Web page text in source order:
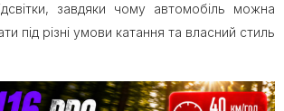
завдяки чому автомобіль можна
під різні умови катання та власний стиль